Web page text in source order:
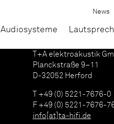
Audiosysteme
News
T+A elektroakustik
Planckstraße 9–11
D-32052 Herford
T +49 (0) 5221-7676-0
F +49 (0) 5221-7676-
info[at]ta-hifi.de